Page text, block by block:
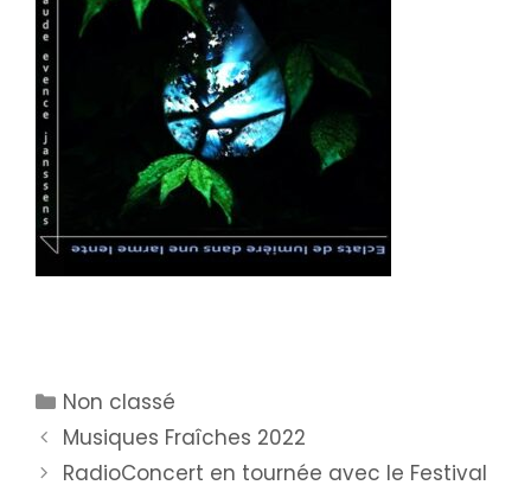
Catégories
Non classé
Musiques Fraîches 2022
RadioConcert en tournée avec le Festival